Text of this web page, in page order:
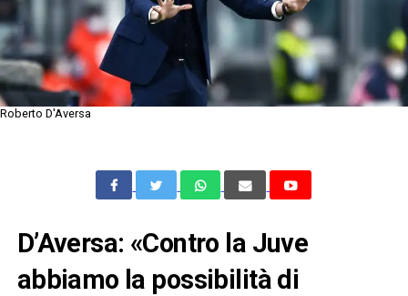
Roberto D'Aversa
D’Aversa: «Contro la Juve
abbiamo la possibilità di